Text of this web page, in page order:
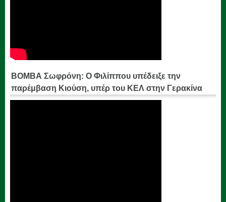
ΒΟΜΒΑ Σωφρόνη: Ο Φιλίππου υπέδειξε την
παρέμβαση Κιούση, υπέρ του ΚΕΛ στην Γερακίνα